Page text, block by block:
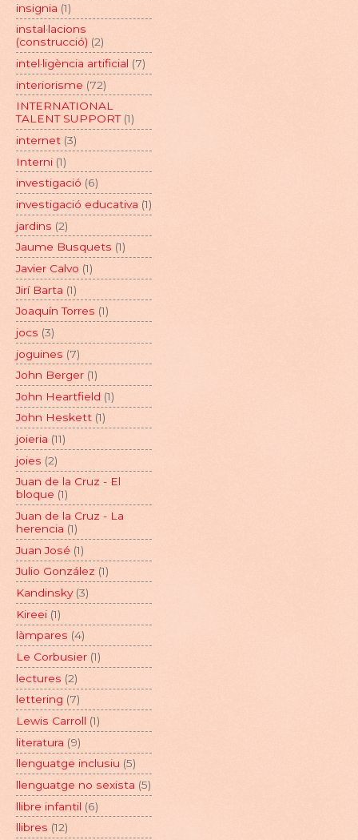
insignia (1)
instal·lacions
(construcció) (2)
intel·ligència artificial (7)
interiorisme (72)
INTERNATIONAL
TALENT SUPPORT (1)
internet (3)
Interni (1)
investigació (6)
investigació educativa (1)
jardins (2)
Jaume Busquets (1)
Javier Calvo (1)
Jirí Barta (1)
Joaquín Torres (1)
jocs (3)
joguines (7)
John Berger (1)
John Heartfield (1)
John Heskett (1)
joieria (11)
joies (2)
Juan de la Cruz - El
bloque (1)
Juan de la Cruz - La
herencia (1)
Juan José (1)
Julio González (1)
Kandinsky (3)
Kireei (1)
làmpares (4)
Le Corbusier (1)
lectures (2)
lettering (7)
Lewis Carroll (1)
literatura (9)
llenguatge inclusiu (5)
llenguatge no sexista (5)
llibre infantil (6)
llibres (12)